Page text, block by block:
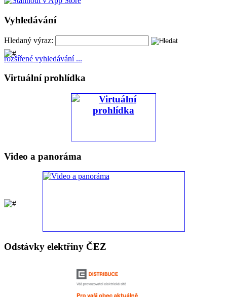
Vyhledávání
Hledaný výraz:
rozšířené vyhledávání ...
Virtuální prohlídka
Video a panoráma
Odstávky elektřiny ČEZ